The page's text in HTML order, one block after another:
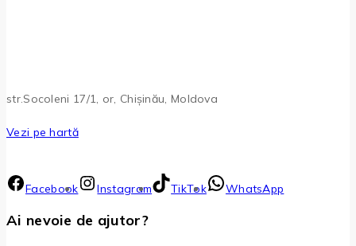
str.Socoleni 17/1, or, Chișinău, Moldova
Vezi pe hartă
Facebook Instagram TikTok WhatsApp
Ai nevoie de ajutor?